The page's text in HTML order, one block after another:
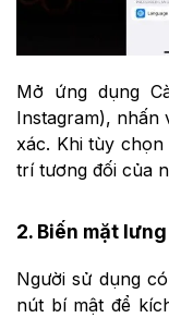
Mở ứng dụng
Instagram),
xác. Khi tùy
trí tương đối của
2. Biến mặt
Người sử dụng
nút bí mật để